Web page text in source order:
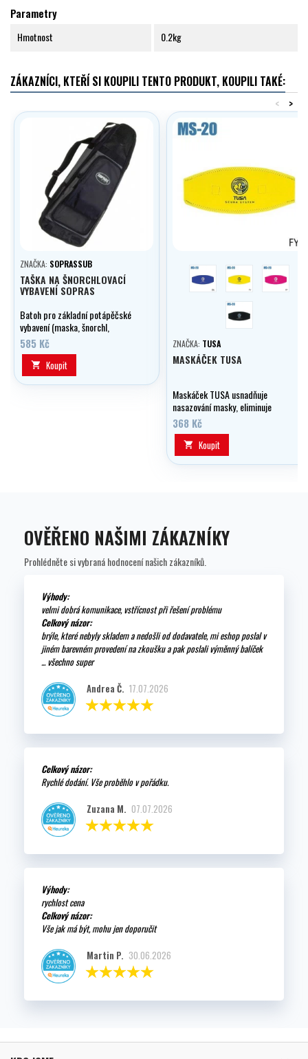
Parametry
Hmotnost 0.2kg
ZÁKAZNÍCI, KTEŘÍ SI KOUPILI TENTO PRODUKT, KOUPILI TAKÉ:
>
<
ZNAČKA: SOPRASSUB
TAŠKA NA ŠNORCHLOVACÍ
VYBAVENÍ SOPRAS
Batoh pro základní potápěčské
vybavení (maska, šnorchl,
ploutve).
585 Kč
 Koupit
ZNAČKA: TUSA
MASKÁČEK TUSA
Maskáček TUSA usnadňuje
nasazování masky, eliminuje
tahání za vlasy a dodává masce
pozitivní vztlak.
368 Kč
 Koupit
OVĚŘENO NAŠIMI ZÁKAZNÍKY
Prohlédněte si vybraná hodnocení našich zákazníků.
Výhody:
velmi dobrá komunikace, vstřícnost při řešení problému
Celkový názor:
brýle, které nebyly skladem a nedošli od dodavatele, mi eshop poslal v
jiném barevném provedení na zkoušku a pak poslali výměnný balíček
... všechno super
Andrea Č. 17.07.2026
Celkový názor:
Rychlé dodání. Vše proběhlo v pořádku.
Zuzana M. 07.07.2026
Výhody:
rychlost cena
Celkový názor:
Vše jak má být, mohu jen doporučit
Martin P. 30.06.2026